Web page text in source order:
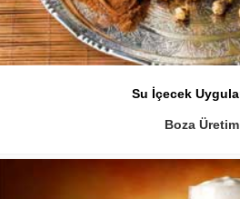
Su İçecek
Boza